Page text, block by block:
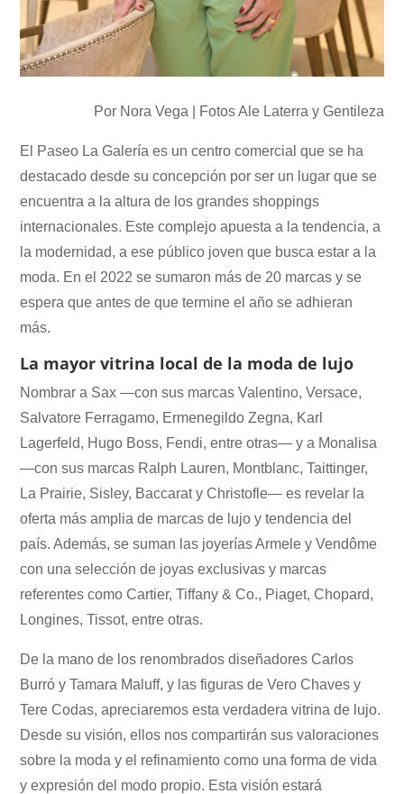
Por Nora Vega | Fotos Ale Laterra y Gentileza
El Paseo La Galería es un centro comercial que se ha
destacado desde su concepción por ser un lugar que se
encuentra a la altura de los grandes shoppings
internacionales. Este complejo apuesta a la tendencia, a
la modernidad, a ese público joven que busca estar a la
moda. En el 2022 se sumaron más de 20 marcas y se
espera que antes de que termine el año se adhieran
más.
La mayor vitrina local de la moda de lujo
Nombrar a Sax —con sus marcas Valentino, Versace,
Salvatore Ferragamo, Ermenegildo Zegna, Karl
Lagerfeld, Hugo Boss, Fendi, entre otras— y a Monalisa
—con sus marcas Ralph Lauren, Montblanc, Taittinger,
La Prairie, Sisley, Baccarat y Christofle— es revelar la
oferta más amplia de marcas de lujo y tendencia del
país. Además, se suman las joyerías Armele y Vendôme
con una selección de joyas exclusivas y marcas
referentes como Cartier, Tiffany & Co., Piaget, Chopard,
Longines, Tissot, entre otras.
De la mano de los renombrados diseñadores Carlos
Burró y Tamara Maluff, y las figuras de Vero Chaves y
Tere Codas, apreciaremos esta verdadera vitrina de lujo.
Desde su visión, ellos nos compartirán sus valoraciones
sobre la moda y el refinamiento como una forma de vida
y expresión del modo propio. Esta visión estará